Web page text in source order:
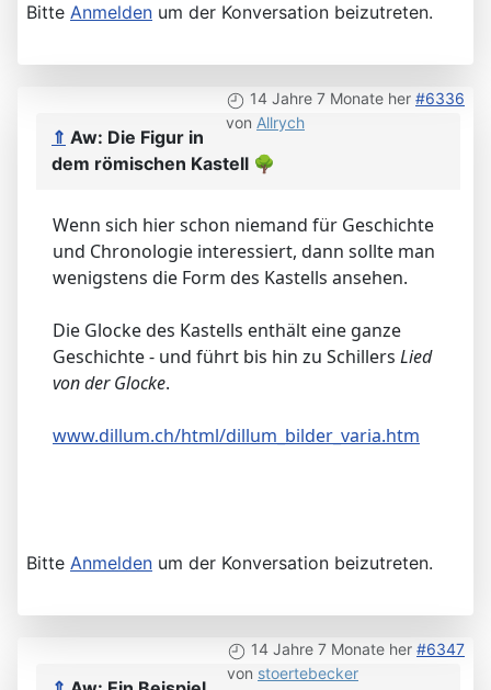
Bitte Anmelden um der Konversation beizutreten.
14 Jahre 7 Monate her #6336
von Allrych
⇑ Aw: Die Figur in
dem römischen Kastell 🌳
Wenn sich hier schon niemand für Geschichte
und Chronologie interessiert, dann sollte man
wenigstens die Form des Kastells ansehen.
Die Glocke des Kastells enthält eine ganze
Geschichte - und führt bis hin zu Schillers Lied
von der Glocke.
www.dillum.ch/html/dillum_bilder_varia.htm
Bitte Anmelden um der Konversation beizutreten.
14 Jahre 7 Monate her #6347
von stoertebecker